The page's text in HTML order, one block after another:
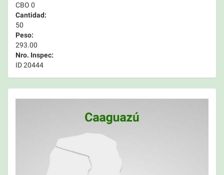
CBO 0
Cantidad:
50
Peso:
293.00
Nro. Inspec:
ID 20444